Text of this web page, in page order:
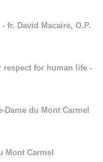
fr. David Macaire, O.P.
respect for human life -
Dame du Mont Carmel
Mont Carmel